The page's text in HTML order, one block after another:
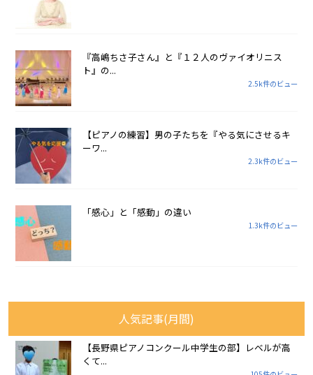
『高嶋ちさ子さん』と『１２人のヴァイオリニス
ト』の...
2.5k件のビュー
【ピアノの練習】男の子たちを『やる気にさせるキ
ーワ...
2.3k件のビュー
「感心」と「感動」の違い
1.3k件のビュー
人気記事(月間)
【長野県ピアノコンクール中学生の部】レベルが高
くて...